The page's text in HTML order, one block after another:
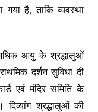
है, ताकि व्यवस्था
आयु के श्रद्धालुओं
दर्शन सुविधा दी
एवं मंदिर समिति के
दिव्यांग श्रद्धालुओं की